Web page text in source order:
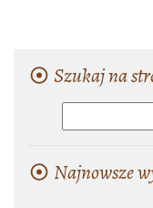
Szukaj na
Najnowsze